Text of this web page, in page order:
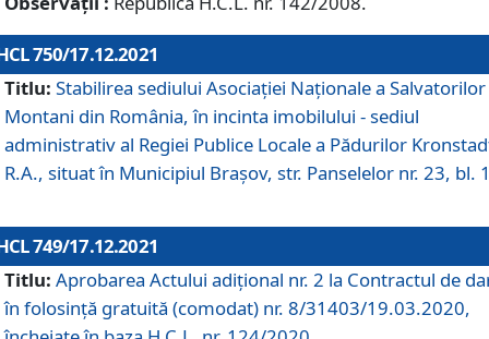
750/17.12.2021
Titlu: Stabilirea sediului Asociației Naționale a Salvatorilor
Montani din România, în incinta imobilului - sediul
administrativ al Regiei Publice Locale a Pădurilor
R.A., situat în Municipiul Braşov, str. Panselelor nr. 23, bl.
749/17.12.2021
Titlu: Aprobarea Actului adițional nr. 2 la Contractul de
în folosință gratuită (comodat) nr. 8/31403/19.03.2020,